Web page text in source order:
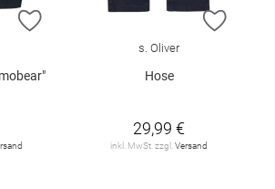
ZUR WUNSCHLISTE HINZUFÜGEN
ZUR
s. Oliver
Hose
29,99 €
inkl. MwSt. zzgl.Versand